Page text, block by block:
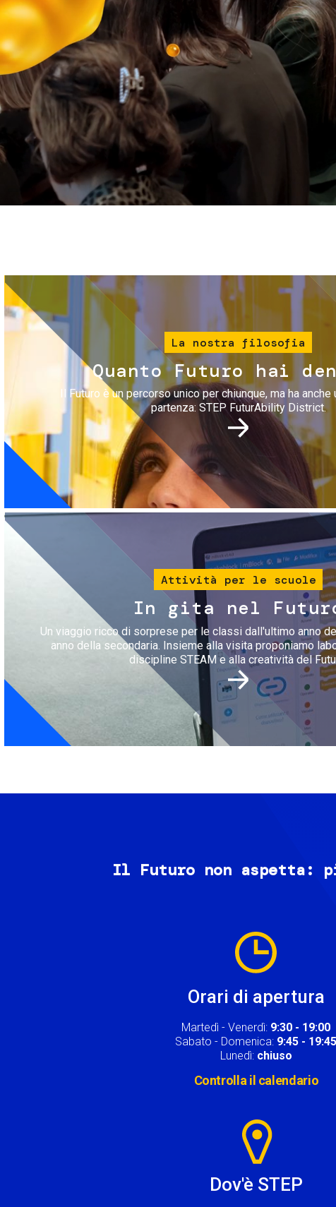
Immagine
La nostra filosofia
Quanto Futuro hai
Il Futuro è un percorso unico per chiunque, ma ha
partenza: STEP FuturAbility District.
Immagine
Attività per le scuole
In gita nel
Un viaggio ricco di sorprese per le classi dall'ultimo anno
anno della secondaria. Insieme alla visita proponiamo
discipline STEAM e alla creatività del
Il Futuro non aspetta:
Orari di apertura
Martedì - Venerdì: 9:30 - 19:00
Sabato - Domenica: 9:45 - 19:45
Lunedì: chiuso
Controlla il calendario
Dov'è STEP